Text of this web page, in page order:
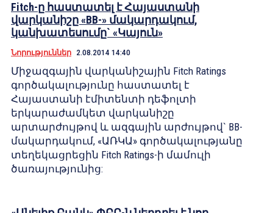
Fitch-ը հաստատել է Հայաստանի
վարկանիշը «BB-» մակարդակում,
կանխատեսումը` «Կայուն»
Նորություններ 2.08.2014 14:40
Միջազգային վարկանիշային Fitch Ratings
գործակալությունը հաստատել է
Հայաստանի էմիտենտի դեֆոլտի
երկարաժամկետ վարկանիշը
արտարժույթով և ազգային արժույթով` BB-
մակարդակում, «ԱՌԿԱ» գործակալությանը
տեղեկացրեցին Fitch Ratings-ի մամուլի
ծառայությունից: